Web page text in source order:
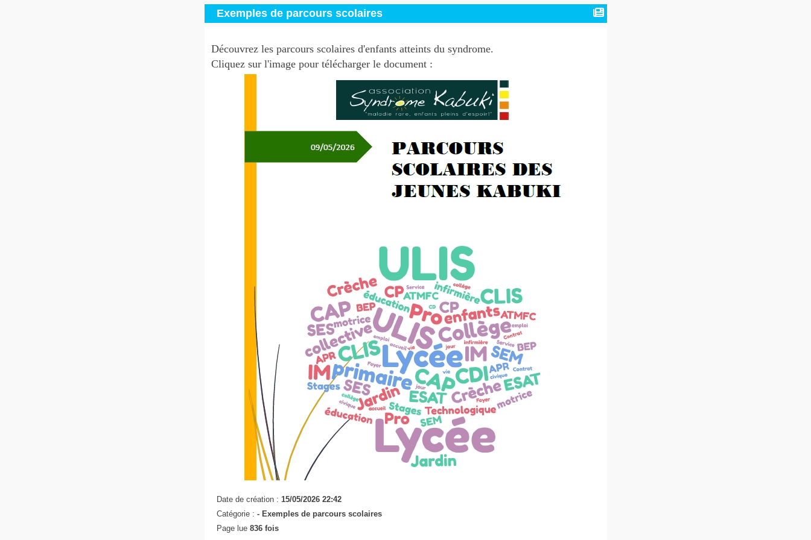
Exemples de parcours scolaires
Découvrez les parcours scolaires d'enfants atteints du syndrome.
Cliquez sur l'image pour télécharger le document :
Date de création : 15/05/2026 22:42
Catégorie : - Exemples de parcours scolaires
Page lue 836 fois